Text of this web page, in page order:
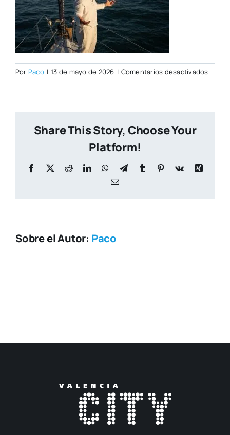
Por Paco | 13 de mayo de 2026 | Comentarios desactivadosen
Share This Story, Choose Your
Platform!
Facebook
X RedditLinkedInWhatsApp
TelegramTumblr Pinterest
Vk
Xing
Correo
Sobre el Autor: Paco